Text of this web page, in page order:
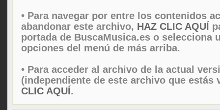
• Para navegar por entre los contenidos
abandonar este archivo, HAZ CLIC AQUÍ
portada de BuscaMusica.es o selecciona
opciones del menú de más arriba.
• Para acceder al archivo de la actual
(independiente de este archivo que
CLIC AQUÍ.